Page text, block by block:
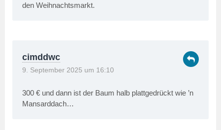
den Weihnachtsmarkt.
cimddwc
9. September 2025 um 16:10
300 € und dann ist der Baum halb plattgedrückt wie ’n
Mansarddach…